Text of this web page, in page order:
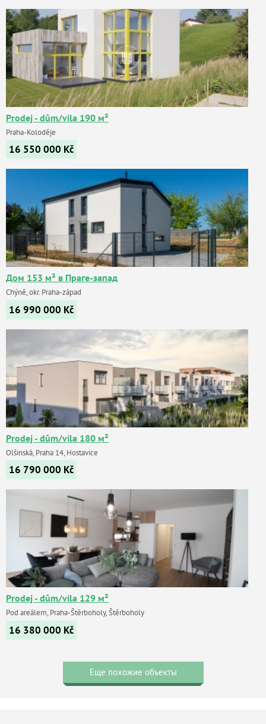
Prodej - dům/vila 190 м²
Praha-Koloděje
16 550 000 Kč
Дом 153 м² в Праге-запад
Chýně, okr. Praha-západ
16 990 000 Kč
Prodej - dům/vila 180 м²
Olšinská, Praha 14, Hostavice
16 790 000 Kč
Prodej - dům/vila 129 м²
Pod areálem, Praha-Štěrboholy, Štěrboholy
16 380 000 Kč
Еще похожие объекты